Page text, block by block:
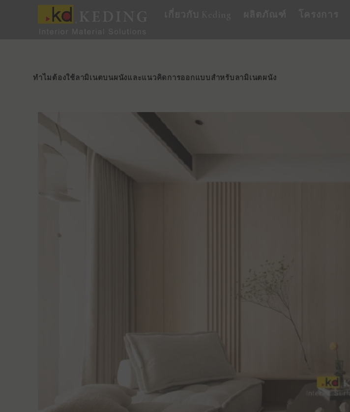
ทําไมต้องใช้ลามิเนตบนผนังและแนวคิดการออกแบบสําหรับลามิเนตผนัง